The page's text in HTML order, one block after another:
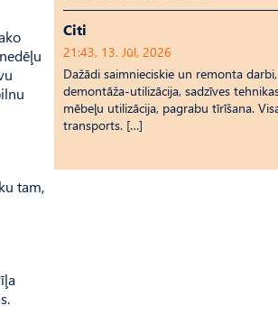
tam,
Citi
21:43, 13. Jūl, 2026
Dažādi saimnieciskie un remonta darbi,
demontāža-utilizācija, sadzīves
mēbeļu utilizācija, pagrabu tīrīšana.
transports. […]